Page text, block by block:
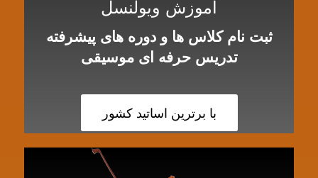
آموزش ویولنسل
ثبت نام کلاس ها و دوره های پیشرفته
تدریس حرفه ای موسیقی
با برترین اساتید کشور